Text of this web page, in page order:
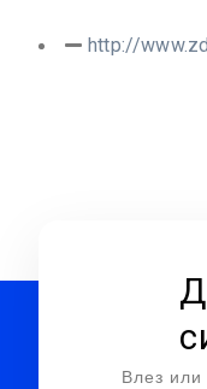
http://
Влез или